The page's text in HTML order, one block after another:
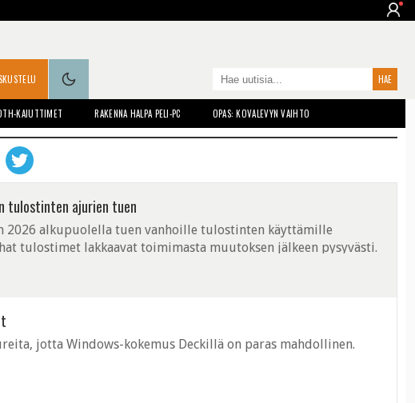
KAIUTTIMET RAKENNA HALPA PELI-PC OPAS: KOVALEVYN VAIHTO
tulostinten ajurien tuen
2026 alkupuolella tuen vanhoille tulostinten käyttämille
tulostimet lakkaavat toimimasta muutoksen jälkeen pysyvästi.
jotta Windows-kokemus Deckillä on paras mahdollinen.